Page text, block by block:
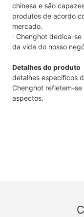
chinesa e são
produtos de acordo
mercado.
· Chenghot dedica-
da vida do nosso
Detalhes do produto
detalhes específicos
Chenghot refletem-
aspectos.